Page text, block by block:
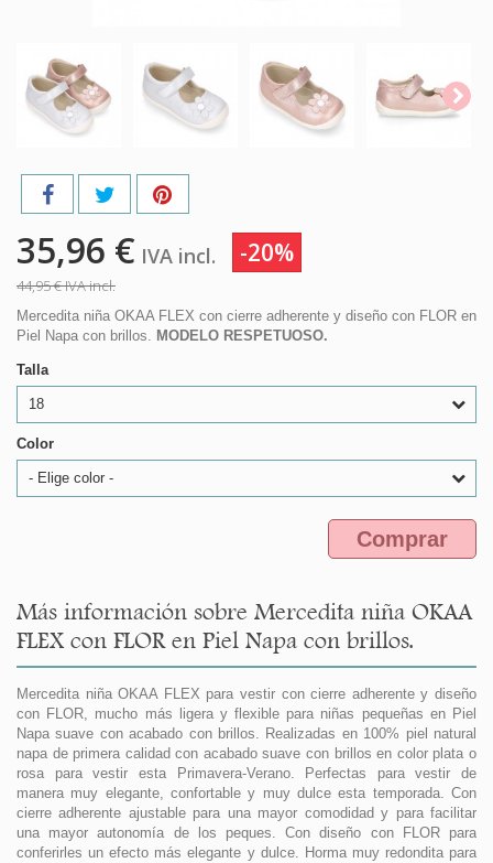
35,96 € IVA incl. -20%
44,95 €IVA incl.
Mercedita niña OKAA FLEX con cierre adherente y diseño con FLOR en
Piel Napa con brillos. MODELO RESPETUOSO.
Talla
18
Color
- Elige color -
Comprar
Más información sobre Mercedita niña OKAA
FLEX con FLOR en Piel Napa con brillos.
Mercedita niña OKAA FLEX para vestir con cierre adherente y diseño
con FLOR, mucho más ligera y flexible para niñas pequeñas en Piel
Napa suave con acabado con brillos. Realizadas en 100% piel natural
napa de primera calidad con acabado suave con brillos en color plata o
rosa para vestir esta Primavera-Verano. Perfectas para vestir de
manera muy elegante, confortable y muy dulce esta temporada. Con
cierre adherente ajustable para una mayor comodidad y para facilitar
una mayor autonomía de los peques. Con diseño con FLOR para
conferirles un efecto más elegante y dulce. Horma muy redondita para